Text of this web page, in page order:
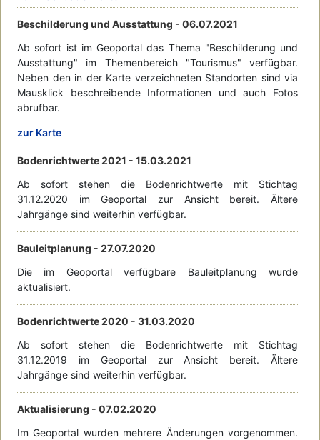
Beschilderung und Ausstattung - 06.07.2021
Ab sofort ist im Geoportal das Thema "Beschilderung und
Ausstattung" im Themenbereich "Tourismus" verfügbar.
Neben den in der Karte verzeichneten Standorten sind via
Mausklick beschreibende Informationen und auch Fotos
abrufbar.
zur Karte
Bodenrichtwerte 2021 - 15.03.2021
Ab sofort stehen die Bodenrichtwerte mit Stichtag
31.12.2020 im Geoportal zur Ansicht bereit. Ältere
Jahrgänge sind weiterhin verfügbar.
Bauleitplanung - 27.07.2020
Die im Geoportal verfügbare Bauleitplanung wurde
aktualisiert.
Bodenrichtwerte 2020 - 31.03.2020
Ab sofort stehen die Bodenrichtwerte mit Stichtag
31.12.2019 im Geoportal zur Ansicht bereit. Ältere
Jahrgänge sind weiterhin verfügbar.
Aktualisierung - 07.02.2020
Im Geoportal wurden mehrere Änderungen vorgenommen.